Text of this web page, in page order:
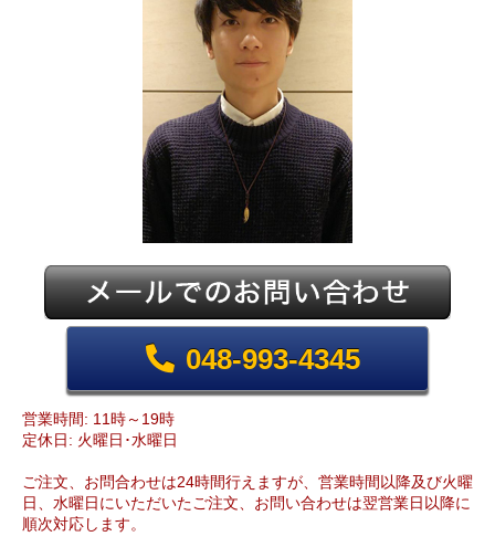
048-993-4345
営業時間: 11時～19時
定休日: 火曜日･水曜日
ご注文、お問合わせは24時間行えますが、営業時間以降及び火曜
日、水曜日にいただいたご注文、お問い合わせは翌営業日以降に
順次対応します。